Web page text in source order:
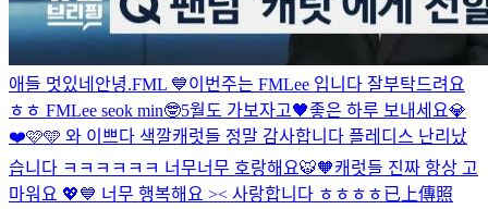
애들 멋있네 안녕.FML 💙이번주는 FMLee 입니다 잘부탁드려요
ㅎㅎ FMLee seok min🤓5월도 가보자고🖤좋은 하루 보내세요💎
❤️🩷🩵 와 이쁘다 색깔캐럿들 정말 감사합니다 플레디스 난리났
습니다 ㅋㅋㅋㅋㅋㅋ 너무너무 호랑해요🐯🧡캐럿들 진짜 항상 고
마워요 💖💙 너무 행복해요 >< 사랑합니다 ㅎㅎㅎㅎ已上傳照